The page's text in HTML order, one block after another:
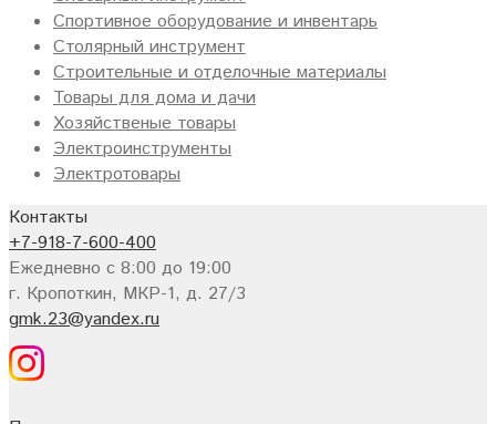
Спортивное оборудование и инвентарь
Столярный инструмент
Строительные и отделочные материалы
Товары для дома и дачи
Хозяйственые товары
Электроинструменты
Электротовары
Контакты
+7-918-7-600-400
Ежедневно с 8:00 до 19:00
г. Кропоткин, МКР-1, д. 27/3
gmk.23@yandex.ru